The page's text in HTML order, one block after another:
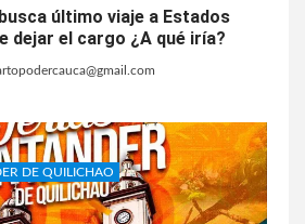
último viaje a Estados
dejar el cargo ¿A qué iría?
DE QUILICHAO